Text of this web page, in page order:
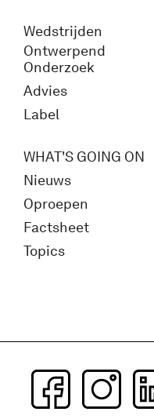
Wedstrijden
Ontwerpend
Onderzoek
Advies
Label
WHAT'S GOING ON
Nieuws
Oproepen
Factsheet
Topics